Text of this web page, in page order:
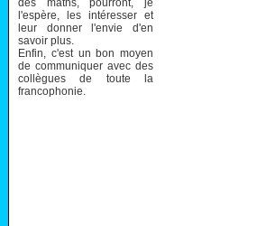
des maths, pourront, je
l'espère, les intéresser et
leur donner l'envie d'en
savoir plus.
Enfin, c'est un bon moyen
de communiquer avec des
collègues de toute la
francophonie.